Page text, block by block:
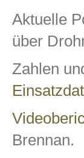
Aktuelle
über
Zahlen
Brennan.